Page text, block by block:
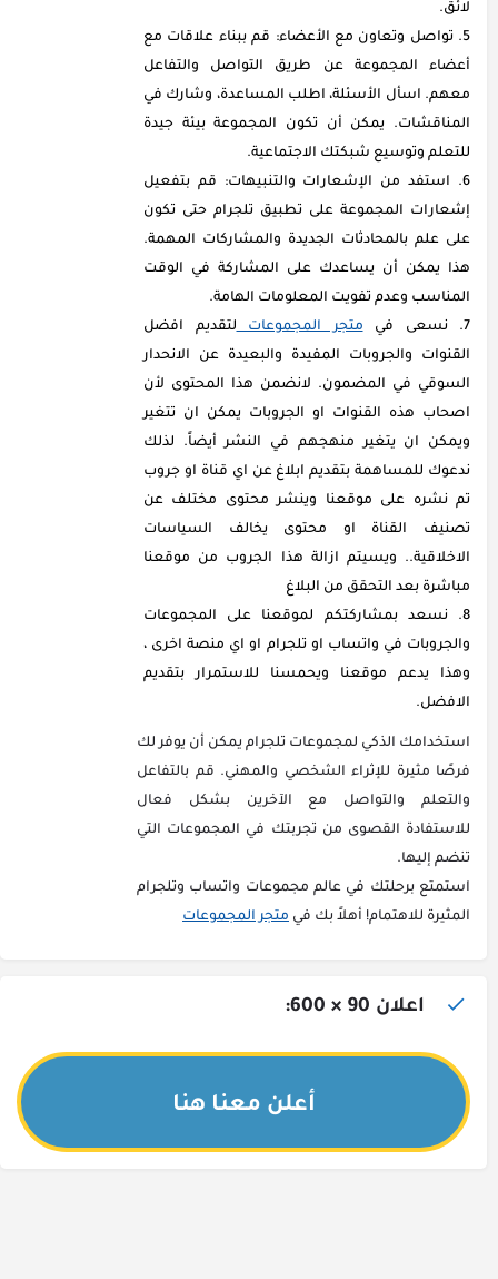
لائق.
تواصل وتعاون مع الأعضاء: قم ببناء علاقات مع
أعضاء المجموعة عن طريق التواصل والتفاعل
معهم. اسأل الأسئلة، اطلب المساعدة، وشارك في
المناقشات. يمكن أن تكون المجموعة بيئة جيدة
للتعلم وتوسيع شبكتك الاجتماعية.
استفد من الإشعارات والتنبيهات: قم بتفعيل
إشعارات المجموعة على تطبيق تلجرام حتى تكون
على علم بالمحادثات الجديدة والمشاركات المهمة.
هذا يمكن أن يساعدك على المشاركة في الوقت
المناسب وعدم تفويت المعلومات الهامة.
نسعى فيمتجر المجموعاتلتقديم افضل
القنوات والجروبات المفيدة والبعيدة عن الانحدار
السوقي في المضمون. لانضمن هذا المحتوى لأن
اصحاب هذه القنوات او الجروبات يمكن ان تتغير
ويمكن ان يتغير منهجهم في النشر أيضاً. لذلك
ندعوك للمساهمة بتقديم ابلاغ عن اي قناة او جروب
تم نشره على موقعنا وينشر محتوى مختلف عن
تصنيف القناة او محتوى يخالف السياسات
الاخلاقية.. ويسيتم ازالة هذا الجروب من موقعنا
مباشرة بعد التحقق من البلاغ
نسعد بمشاركتكم لموقعنا على المجموعات
والجروبات في واتساب او تلجرام او اي منصة اخرى ،
وهذا يدعم موقعنا ويحمسنا للاستمرار بتقديم
الافضل.
استخدامك الذكي لمجموعات تلجرام يمكن أن يوفر لك
فرصًا مثيرة للإثراء الشخصي والمهني. قم بالتفاعل
والتعلم والتواصل مع الآخرين بشكل فعال
للاستفادة القصوى من تجربتك في المجموعات التي
تنضم إليها.
استمتع برحلتك في عالم مجموعات واتساب وتلجرام
المثيرة للاهتمام! أهلاً بك في متجر المجموعات
اعلان 90 × 600:
أعلن معنا هنا